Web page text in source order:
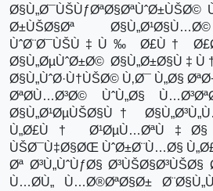
Ø§Ù„Ø¯ÙŠÙƒØªØ§ØªÙˆØ±ÙŠØ©
Ø±ÙŠØ§Øª
ÙˆØ¨Ø¯ÙŠÙ‡Ù‰ Ø£Ù†
Ø§Ù„ØµÙˆØ±Ø©
Ø§Ù„ÙˆØ·Ù†ÙŠØ© Ù‚Ø¯ Ù„Ø§
ØªØ­Ù…Ø³Ø© ÙˆÙ„Ø§
Ø§Ù„Ø¹ØµÙŠØ§Ù†
Ù„Ø£Ù† Ø¹ØµÙ…ØªÙ‡Ø§
ÙŠØ¯Ù‡Ø§ØŒ ÙˆØ±Ø¨Ù…Ø§
Øª Ø³Ù„ÙˆÙƒØ§
Ù…Ø­Ù„ Ù…Ø®ØªØ§Ø±